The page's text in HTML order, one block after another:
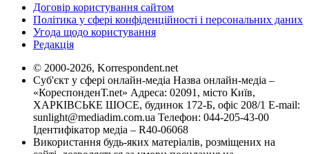
Договір користування сайтом
Політика у сфері конфіденційності і персональних даних
Угода щодо користування
Редакція
© 2000-2026, Korrespondent.net
Суб'єкт у сфері онлайн-медіа Назва онлайн-медіа –
«КореспонденТ.net» Адреса: 02091, місто Київ,
ХАРКІВСЬКЕ ШОСЕ, будинок 172-Б, офіс 208/1 E-mail:
sunlight@mediadim.com.ua Телефон: 044-205-43-00
Ідентифікатор медіа – R40-06068
Використання будь-яких матеріалів, розміщених на